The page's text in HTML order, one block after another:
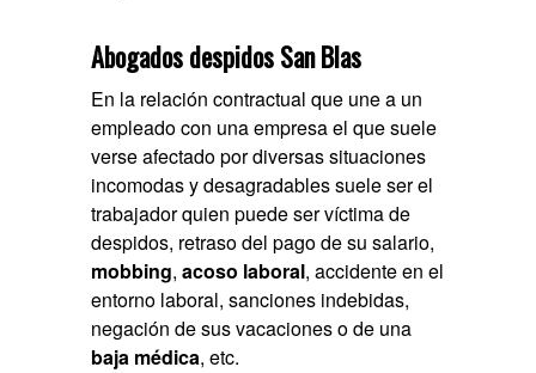
Abogados despidos San Blas
En la relación contractual que une a un
empleado con una empresa el que suele
verse afectado por diversas situaciones
incomodas y desagradables suele ser el
trabajador quien puede ser víctima de
despidos, retraso del pago de su salario,
mobbing,acoso laboral, accidente en el
entorno laboral, sanciones indebidas,
negación de sus vacaciones o de una
baja médica, etc.